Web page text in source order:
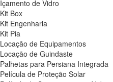
Içamento de Vidro
Kit Box
Kit Engenharia
Kit Pia
Locação de Equipamentos
Locação de Guindaste
Palhetas para Persiana Integrada
Película de Proteção Solar